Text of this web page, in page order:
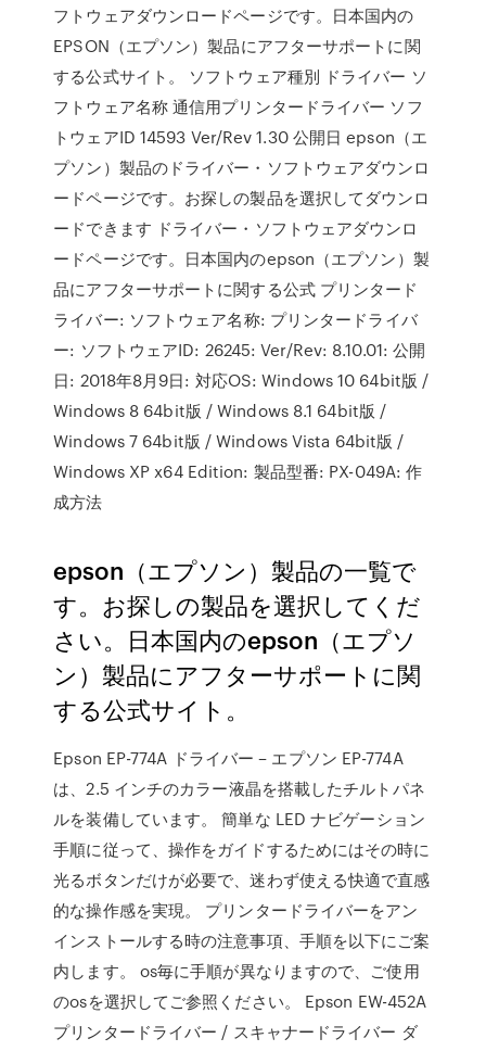
フトウェアダウンロードページです。日本国内の
EPSON（エプソン）製品にアフターサポートに関
する公式サイト。 ソフトウェア種別 ドライバー ソ
フトウェア名称 通信用プリンタードライバー ソフ
トウェアID 14593 Ver/Rev 1.30 公開日 epson（エ
プソン）製品のドライバー・ソフトウェアダウンロ
ードページです。お探しの製品を選択してダウンロ
ードできます ドライバー・ソフトウェアダウンロ
ードページです。日本国内のepson（エプソン）製
品にアフターサポートに関する公式 プリンタード
ライバー: ソフトウェア名称: プリンタードライバ
ー: ソフトウェアID: 26245: Ver/Rev: 8.10.01: 公開
日: 2018年8月9日: 対応OS: Windows 10 64bit版 /
Windows 8 64bit版 / Windows 8.1 64bit版 /
Windows 7 64bit版 / Windows Vista 64bit版 /
Windows XP x64 Edition: 製品型番: PX-049A: 作
成方法
epson（エプソン）製品の一覧で
す。お探しの製品を選択してくだ
さい。日本国内のepson（エプソ
ン）製品にアフターサポートに関
する公式サイト。
Epson EP-774A ドライバー – エプソン EP-774A
は、2.5 インチのカラー液晶を搭載したチルトパネ
ルを装備しています。 簡単な LED ナビゲーション
手順に従って、操作をガイドするためにはその時に
光るボタンだけが必要で、迷わず使える快適で直感
的な操作感を実現。 プリンタードライバーをアン
インストールする時の注意事項、手順を以下にご案
内します。 os毎に手順が異なりますので、ご使用
のosを選択してご参照ください。 Epson EW-452A
プリンタードライバー / スキャナードライバー ダ